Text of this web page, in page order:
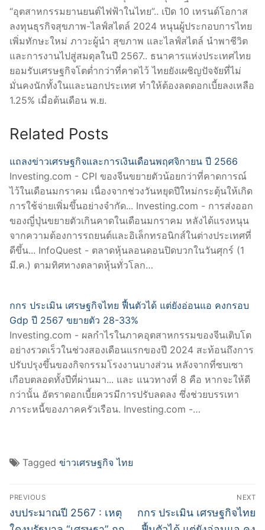
“อุตสาหกรรมยานยนต์ไฟฟ้าในไทย”.. เปิด 10 เทรนด์โอกาส
ลงทุนธุรกิจสุขภาพ-ไลฟ์สไตล์ 2024 หนุนผู้ประกอบการไทย
เพิ่มทักษะใหม่ ภาวะผู้นำ สุขภาพ และไลฟ์สไตล์ นำพาชีวิต
และการงานไปสู่สมดุลในปี 2567.. ธนาคารแห่งประเทศไทย
ยอมรับเศรษฐกิจโตต่ำกว่าที่คาดไว้ ไทยยังเผชิญปัจจัยที่ไม่
มั่นคงนักทั้งในและนอกประเทศ ทำให้ต้องลดดอกเบี้ยลงเหลือ
1.25% เมื่อต้นเดือน พ.ย.
Related Posts
แถลงข่าวเศรษฐกิจและการเงินเดือนพฤศจิกายน ปี 2566
Investing.com - CPI ของจีนขยายตัวน้อยกว่าที่คาดการณ์
ไว้ในเดือนมกราคม เนื่องจากช่วงวันหยุดปีใหม่กระตุ้นให้เกิด
การใช้จ่ายเพิ่มขึ้นอย่างจำกัด... Investing.com - การส่งออก
ของญี่ปุ่นขยายตัวเกินคาดในเดือนมกราคม หลังได้แรงหนุน
จากความต้องการรถยนต์และอิเล็กทรอนิกส์ในต่างประเทศที่
ดีขึ้น... InfoQuest - ตลาดหุ้นลอนดอนปิดบวกในวันศุกร์ (1
มี.ค.) ตามทิศทางตลาดหุ้นทั่วโลก…
กกร ประเมิน เศรษฐกิจไทย ฟื้นตัวได้ แต่ยังอ่อนแอ คงกรอบ
Gdp ปี 2567 ขยายตัว 28-33%
Investing.com - ผลกำไรในภาคอุตสาหกรรมของจีนเติบโต
อย่างรวดเร็วในช่วงสองเดือนแรกของปี 2024 สะท้อนถึงการ
ปรับปรุงขึ้นของกิจกรรมโรงงานบางส่วน หลังจากที่ซบเซา
เกือบตลอดทั้งปีที่ผ่านมา... และ แนวทางที่ 8 คือ หากจะให้ดี
กว่านั้น อัตราดอกเบี้ยควรมีการปรับลดลง ซึ่งช่วยบรรเทา
ภาระหนี้ของภาคครัวเรือน. Investing.com -…
Tagged ข่าวเศรษฐกิจ ไทย
Post
navigation
PREVIOUS
Previous
post:
งบประมาณปี 2567 : เหตุ
NEXT
Next
post:
กกร ประเมิน เศรษฐกิจไทย